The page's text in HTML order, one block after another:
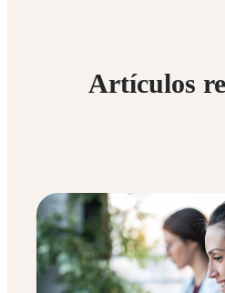
Artículos